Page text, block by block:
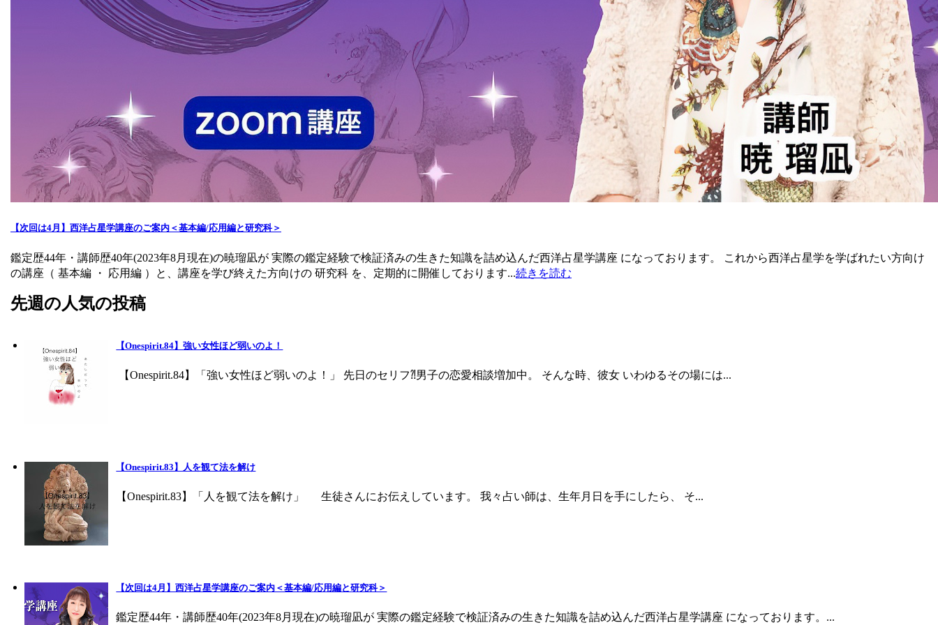
【次回は4月】西洋占星学講座のご案内＜基本編/応用編と研究科＞
鑑定歴44年・講師歴40年(2023年8月現在)の暁瑠凪が 実際の鑑定経験で検証済みの生きた知識を詰め込んだ西洋占星学講座 になっております。 これから西洋占星学を学ばれたい方向け
の講座（ 基本編 ・ 応用編 ）と、講座を学び終えた方向けの 研究科 を、定期的に開催しております...続きを読む
先週の人気の投稿
【Onespirit.84】強い女性ほど弱いのよ！
【Onespirit.84】「強い女性ほど弱いのよ！」 先日のセリフ⁈男子の恋愛相談増加中。 そんな時、彼女 いわゆるその場には...
【Onespirit.83】人を観て法を解け
【Onespirit.83】「人を観て法を解け」 生徒さんにお伝えしています。 我々占い師は、生年月日を手にしたら、 そ...
【次回は4月】西洋占星学講座のご案内＜基本編/応用編と研究科＞
鑑定歴44年・講師歴40年(2023年8月現在)の暁瑠凪が 実際の鑑定経験で検証済みの生きた知識を詰め込んだ西洋占星学講座 になっております。...